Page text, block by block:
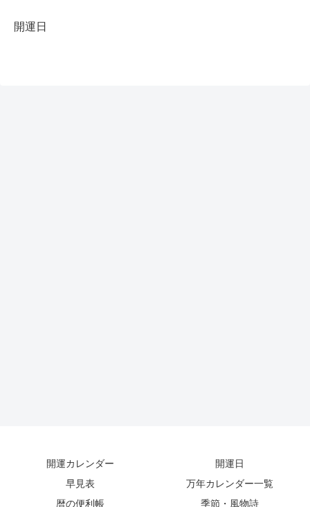
開運日
開運カレンダー
開運日
早見表
万年カレンダー一覧
暦の便利帳
季節・風物詩